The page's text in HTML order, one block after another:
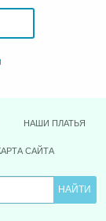
НАШИ ПЛАТЬЯ
САЙТА